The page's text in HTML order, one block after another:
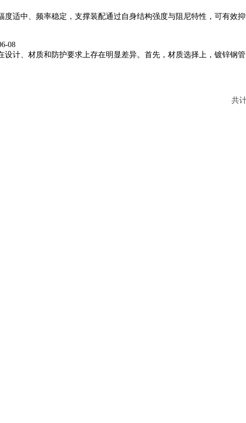
适中、频率稳定，支撑装配通过自身结构强度与阻尼特性，可有效
08
计、材质和防护要求上存在明显差异。首先，材质选择上，镀锌钢
共